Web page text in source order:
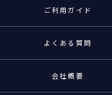
ご利用ガイド
よくある質問
会社概要